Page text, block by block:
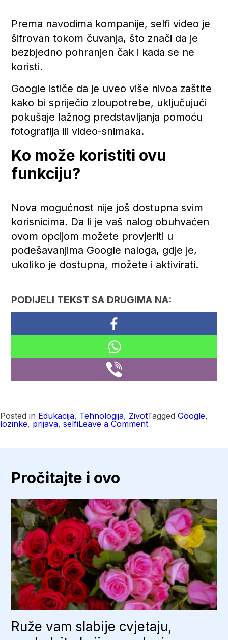
Prema navodima kompanije, selfi video je
šifrovan tokom čuvanja, što znači da je
bezbjedno pohranjen čak i kada se ne
koristi.
Google ističe da je uveo više nivoa zaštite
kako bi spriječio zloupotrebe, uključujući
pokušaje lažnog predstavljanja pomoću
fotografija ili video-snimaka.
Ko može koristiti ovu
funkciju?
Nova mogućnost nije još dostupna svim
korisnicima. Da li je vaš nalog obuhvaćen
ovom opcijom možete provjeriti u
podešavanjima Google naloga, gdje je,
ukoliko je dostupna, možete i aktivirati.
PODIJELI TEKST SA DRUGIMA NA:
Posted in Edukacija, Tehnologija, ŽivotTagged Google,
lozinke, prijava, selfiLeave a Commenton
Pročitajte i ovo
Ruže vam slabije cvjetaju,